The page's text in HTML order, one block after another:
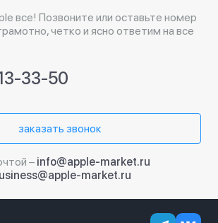
все! Позвоните или оставьте номер
четко и ясно ответим на все
33-50
заказать звонок
– info@apple-market.ru
market.ru